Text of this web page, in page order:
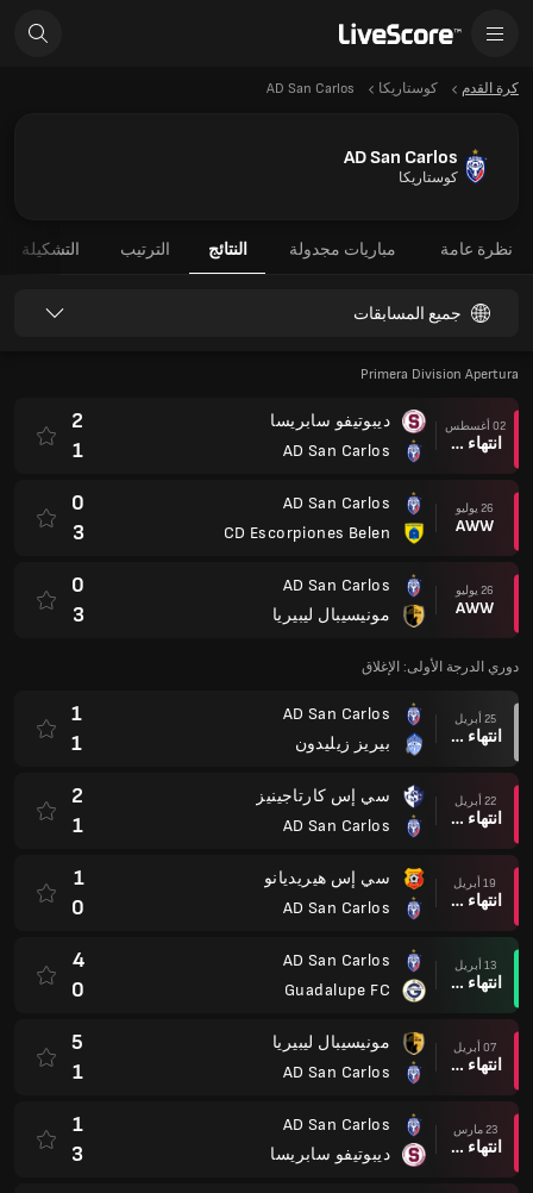
كرة القدم كوستاريكا AD San Carlos
AD San Carlos
كوستاريكا
نظرة عامة مباريات مجدولة النتائج الترتيب التشكيلة
جميع المسابقات
Primera Division Apertura
02 أغسطس
انتهاء وقت المباراة
ديبوتيفو سابريسا
AD San Carlos
2
1
26 يوليو
AWW
AD San Carlos
CD Escorpiones Belen
0
3
26 يوليو
AWW
AD San Carlos
مونيسيبال ليبيريا
0
3
دوري الدرجة الأولى: الإغلاق
25 أبريل
انتهاء وقت المباراة
AD San Carlos
بيريز زيليدون
1
1
22 أبريل
انتهاء وقت المباراة
سي إس كارتاجينيز
AD San Carlos
2
1
19 أبريل
انتهاء وقت المباراة
سي إس هيريديانو
AD San Carlos
1
0
13 أبريل
انتهاء وقت المباراة
AD San Carlos
Guadalupe FC
4
0
07 أبريل
انتهاء وقت المباراة
مونيسيبال ليبيريا
AD San Carlos
5
1
23 مارس
انتهاء وقت المباراة
AD San Carlos
ديبوتيفو سابريسا
1
3